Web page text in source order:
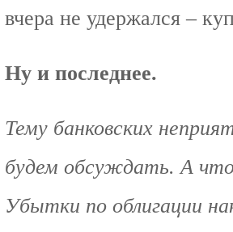
вчера не удержался –
Ну и последнее.
Тему банковских
будем обсуждать. А
Убытки по облигации